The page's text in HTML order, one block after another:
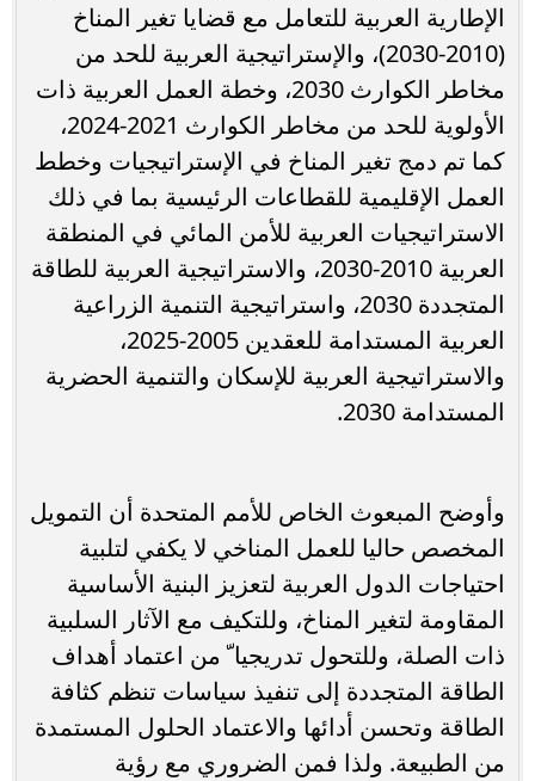
الإطارية العربية للتعامل مع قضايا تغير المناخ
(2010-2030)، والإستراتيجية العربية للحد من
مخاطر الكوارث 2030، وخطة العمل العربية ذات
الأولوية للحد من مخاطر الكوارث 2021-2024،
كما تم دمج تغير المناخ في الإستراتيجيات وخطط
العمل الإقليمية للقطاعات الرئيسية بما في ذلك
الاستراتيجيات العربية للأمن المائي في المنطقة
العربية 2010-2030، والاستراتيجية العربية للطاقة
المتجددة 2030، واستراتيجية التنمية الزراعية
العربية المستدامة للعقدين 2005-2025،
والاستراتيجية العربية للإسكان والتنمية الحضرية
المستدامة 2030.
وأوضح المبعوث الخاص للأمم المتحدة أن التمويل
المخصص حاليا للعمل المناخي لا يكفي لتلبية
احتياجات الدول العربية لتعزيز البنية الأساسية
المقاومة لتغير المناخ، وللتكيف مع الآثار السلبية
ذات الصلة، وللتحول تدريجيا ّ من اعتماد أهداف
الطاقة المتجددة إلى تنفيذ سياسات تنظم كثافة
الطاقة وتحسن أدائها والاعتماد الحلول المستمدة
من الطبيعة. ولذا فمن الضروري مع رؤية